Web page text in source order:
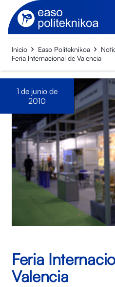
Inicio Easo Politeknikoa
Feria Internacional de Valencia
1 de junio de
2010
Feria
Valencia